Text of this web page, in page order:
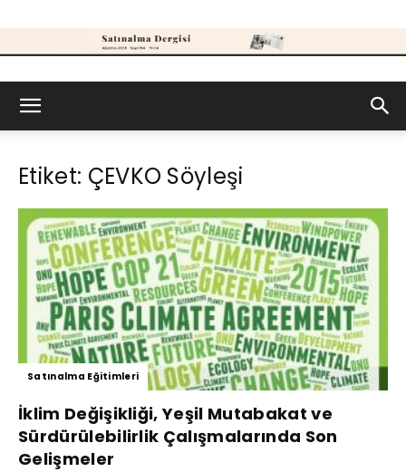
Dergisi
Etiket: ÇEVKO Söyleşi
Satınalma Eğitimleri
İklim Değişikliği, Yeşil Mutabakat ve
Sürdürülebilirlik Çalışmalarında Son
Gelişmeler